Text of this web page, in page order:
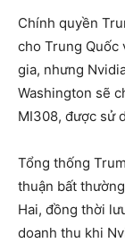
Chính quyền
cho Trung Quốc
gia, nhưng
Washington sẽ
MI308, được sử
Tổng thống
thuận bất
Hai, đồng thời
doanh thu khi